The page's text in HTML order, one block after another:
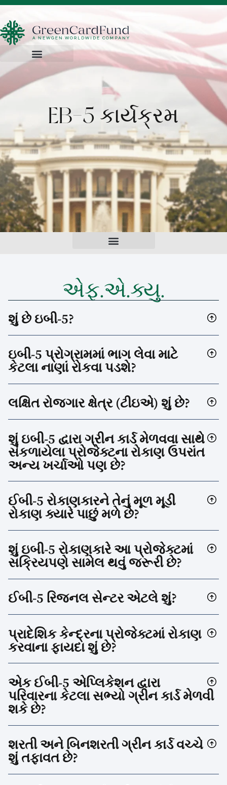
EB-5 કાર્યક્રમ
એફ.એ.ક્યુ.
શું છે ઇબી-5?
ઇબી-5 પ્રોગ્રામમાં ભાગ લેવા માટે
કેટલા નાણાં રોકવા પડશે?
લક્ષિત રોજગાર ક્ષેત્ર (ટીઇએ) શું છે?
શું ઇબી-5 દ્વારા ગ્રીન કાર્ડ મેળવવા સાથે
સંકળાયેલા પ્રોજેક્ટના રોકાણ ઉપરાંત
અન્ય ખર્ચાઓ પણ છે?
ઈબી-5 રોકાણકારને તેનું મૂળ મૂડી
રોકાણ ક્યારે પાછું મળે છે?
શું ઇબી-5 રોકાણકારે આ પ્રોજેક્ટમાં
સક્રિયપણે સામેલ થવું જરૂરી છે?
ઈબી-5 રિજનલ સેન્ટર એટલે શું?
પ્રાદેશિક કેન્દ્રના પ્રોજેક્ટમાં રોકાણ
કરવાના ફાયદા શું છે?
એક ઈબી-5 એપ્લિકેશન દ્વારા
પરિવારના કેટલા સભ્યો ગ્રીન કાર્ડ મેળવી
શકે છે?
શરતી અને બિનશરતી ગ્રીન કાર્ડ વચ્ચે
શું તફાવત છે?